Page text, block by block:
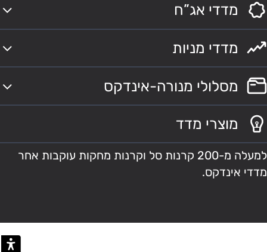
מדדי אג”ח
מדדי מניות
מסלולי מנורה-אינדקס
מוצרי מדד
למעלה מ-200 קרנות סל וקרנות מחקות עוקבות אחר
מדדי אינדקס.